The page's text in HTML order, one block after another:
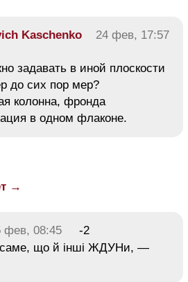
Kaschenko
24 фев, 17:57
задавать в иной плоскости
до сих пор мер?
колонна, фронда
в одном флаконе.
→
фев, 08:45
-2
саме, що й інші ЖДУНи, —